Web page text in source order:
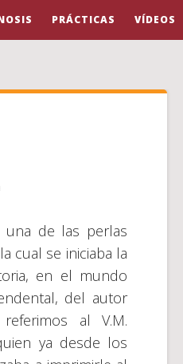
PRÁCTICAS VÍDEOS
una de las perlas
cual se iniciaba la
en el mundo
del autor
al V.M.
ya desde los